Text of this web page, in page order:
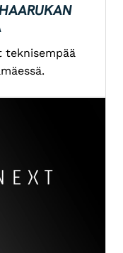
teknisempää